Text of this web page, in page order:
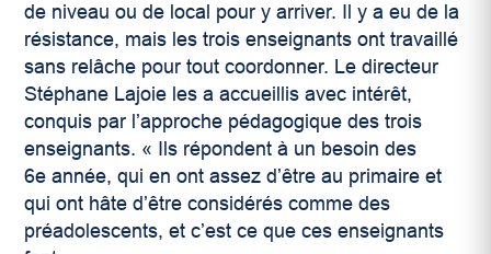
de niveau ou de local pour y arriver. Il y a eu de la
résistance, mais les trois enseignants ont travaillé
sans relâche pour tout coordonner. Le directeur
Stéphane Lajoie les a accueillis avec intérêt,
conquis par l’approche pédagogique des trois
enseignants. « Ils répondent à un besoin des
6e année, qui en ont assez d’être au primaire et
qui ont hâte d’être considérés comme des
préadolescents, et c’est ce que ces enseignants